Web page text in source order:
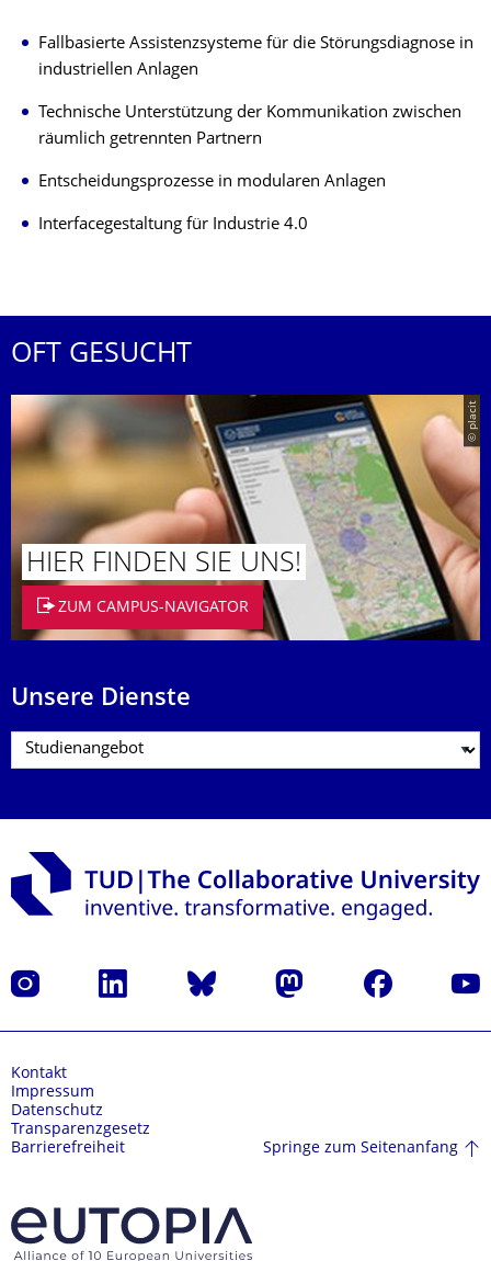
Fallbasierte Assistenzsysteme für die Störungsdiagnose in
industriellen Anlagen
Technische Unterstützung der Kommunikation zwischen
räumlich getrennten Partnern
Entscheidungsprozesse in modularen Anlagen
Interfacegestaltung für Industrie 4.0
OFT GESUCHT
© placit
HIER FINDEN SIE UNS!
ZUM CAMPUS-NAVIGATOR
Unsere Dienste
Instagram LinkedIn Bluesky Mastodon Facebook
Kontakt
Impressum
Datenschutz
Transparenzgesetz
Barrierefreiheit
Springe zum Seitenanfang